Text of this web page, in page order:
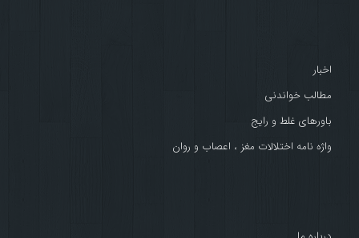
اخبار
مطالب خواندنی
باورهای غلط و رایج
واژه نامه اختلالات مغز ، اعصاب و روان